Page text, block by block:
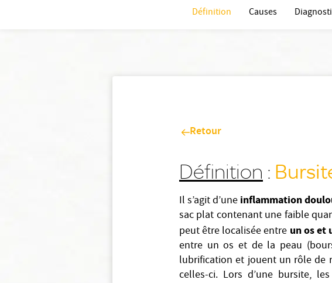
Définition Causes
Retour
Définition :
Il s’agit d’une inflammation
sac plat contenant une faible
peut être localisée entre un os et
entre un os et de la peau
lubrification et jouent un rôle de
celles-ci. Lors d’une bursite,